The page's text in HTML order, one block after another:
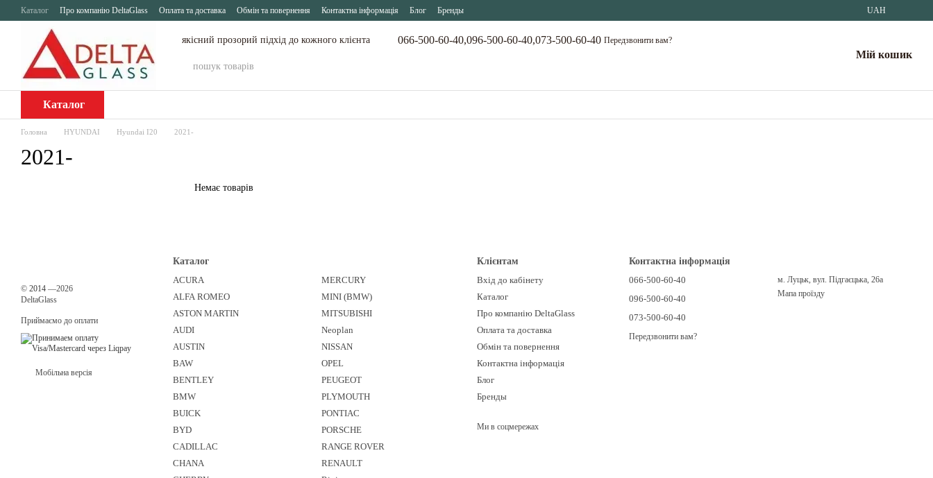
Перейти до основного контенту
Каталог Про компанію DeltaGlass Оплата та доставка Обмін та повернення Контактна інформація Блог Бренды UAH
якісний прозорий підхід до кожного клієнта 066-500-60-40,096-500-60-40,073-500-60-40 Передзвонити вам?
Мій кошик
Каталог
Головна HYUNDAI Hyundai I20 2021-
2021-
Немає товарів
© 2014 —2026
DeltaGlass
Приймаємо до оплати
Мобільна версія
Каталог
ACURA
ALFA ROMEO
ASTON MARTIN
AUDI
AUSTIN
BAW
BENTLEY
BMW
BUICK
BYD
CADILLAC
CHANA
MERCURY
MINI (BMW)
MITSUBISHI
Neoplan
NISSAN
OPEL
PEUGEOT
PLYMOUTH
PONTIAC
PORSCHE
RANGE ROVER
RENAULT
Клієнтам
Вхід до кабінету
Каталог
Про компанію DeltaGlass
Оплата та доставка
Обмін та повернення
Контактна інформація
Блог
Бренды
Ми в соцмережах
Контактна інформація
066-500-60-40
096-500-60-40
073-500-60-40
Передзвонити вам?
м. Луцьк, вул. Підгаєцька, 26а
Мапа проїзду